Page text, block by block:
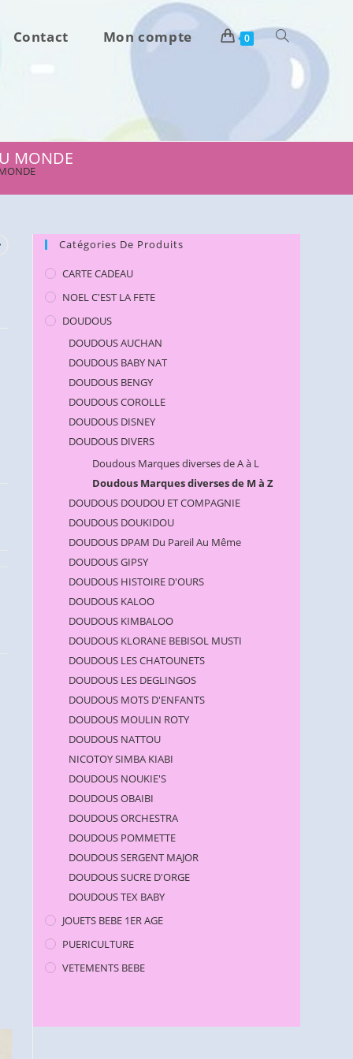
Contact Mon compte 0 Toggle
MONDE
Catégories De Produits
CARTE CADEAU
NOEL C'EST LA FETE
DOUDOUS
DOUDOUS AUCHAN
DOUDOUS BABY NAT
DOUDOUS BENGY
DOUDOUS COROLLE
DOUDOUS DISNEY
DOUDOUS DIVERS
Doudous Marques diverses de A à L
Doudous Marques diverses de M à Z
DOUDOUS DOUDOU ET COMPAGNIE
DOUDOUS DOUKIDOU
DOUDOUS DPAM Du Pareil Au Même
DOUDOUS GIPSY
DOUDOUS HISTOIRE D'OURS
DOUDOUS KALOO
DOUDOUS KIMBALOO
DOUDOUS KLORANE BEBISOL MUSTI
DOUDOUS LES CHATOUNETS
DOUDOUS LES DEGLINGOS
DOUDOUS MOTS D'ENFANTS
DOUDOUS MOULIN ROTY
DOUDOUS NATTOU
NICOTOY SIMBA KIABI
DOUDOUS NOUKIE'S
DOUDOUS OBAIBI
DOUDOUS ORCHESTRA
DOUDOUS POMMETTE
DOUDOUS SERGENT MAJOR
DOUDOUS SUCRE D'ORGE
DOUDOUS TEX BABY
JOUETS BEBE 1ER AGE
PUERICULTURE
VETEMENTS BEBE